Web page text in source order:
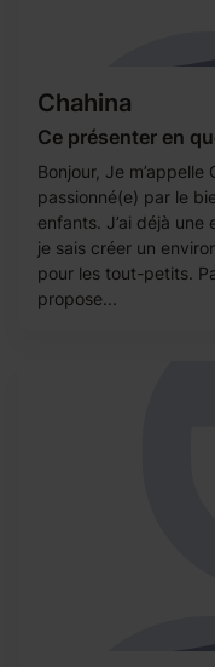
Chahina
Ce présenter en
Bonjour, Je m’appelle
passionné(e) par le
enfants. J’ai déjà une
je sais créer un
pour les tout-petits.
propose...